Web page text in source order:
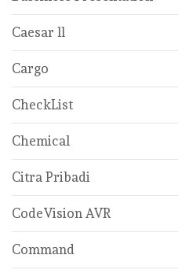
Caesar ll
Cargo
CheckList
Chemical
Citra Pribadi
CodeVision AVR
Command